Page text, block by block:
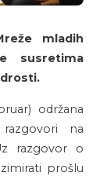
mladih
susretima
održana
na
razgovor o
prošlu